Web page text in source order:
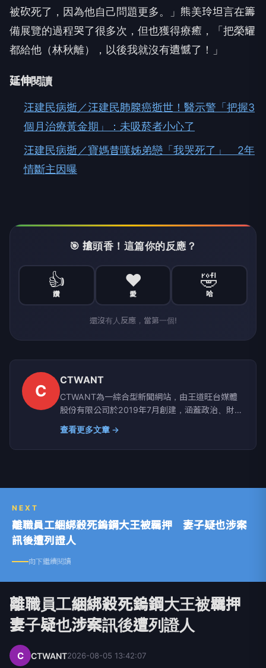
被砍死了，因為他自己問題更多。」熊美玲坦言在籌
備展覽的過程哭了很多次，但也獲得療癒，「把榮耀
都給他（林秋離），以後我就沒有遺憾了！」
延伸閱讀
汪建民病逝／汪建民肺腺癌逝世！醫示警「把握3
個月治療黃金期」：未吸菸者小心了
汪建民病逝／寶媽昔嘆姊弟戀「我哭死了」 2年
情斷主因曝
🎯 搶頭香！這篇你的反應？
👍
讚
❤️
愛
🤣
哈
還沒有人反應，當第一個!
C
CTWANT
CTWANT為一綜合型新聞網站，由王道旺台媒體
股份有限公司於2019年7月創建，涵蓋政治、財
經、社會、娛樂、漂亮、生活、國際、影音等八大
類別，提供獨家新聞及豐富內容，未來將企劃更多
精采專題，讓您一手掌握最新資訊！
查看更多文章 →
NEXT
離職員工綑綁殺死鎢鋼大王被羈押 妻子疑也涉案
訊後遭列證人
向下繼續閱讀
離職員工綑綁殺死鎢鋼大王被羈押
妻子疑也涉案訊後遭列證人
C CTWANT2026-08-05 13:42:07